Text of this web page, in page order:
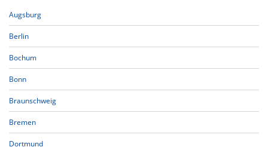
Augsburg
Berlin
Bochum
Bonn
Braunschweig
Bremen
Dortmund